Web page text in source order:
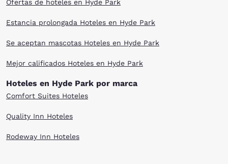
Ofertas de hoteles en Hyde Park
Estancia prolongada Hoteles en Hyde Park
Se aceptan mascotas Hoteles en Hyde Park
Mejor calificados Hoteles en Hyde Park
Hoteles en Hyde Park por marca
Comfort Suites Hoteles
Quality Inn Hoteles
Rodeway Inn Hoteles